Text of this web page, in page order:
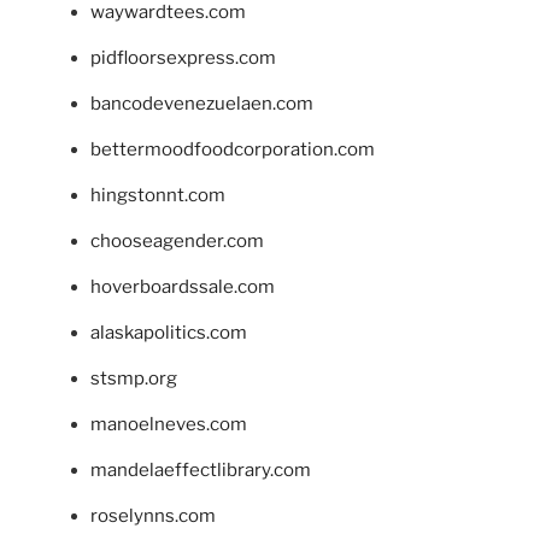
waywardtees.com
pidfloorsexpress.com
bancodevenezuelaen.com
bettermoodfoodcorporation.com
hingstonnt.com
chooseagender.com
hoverboardssale.com
alaskapolitics.com
stsmp.org
manoelneves.com
mandelaeffectlibrary.com
roselynns.com